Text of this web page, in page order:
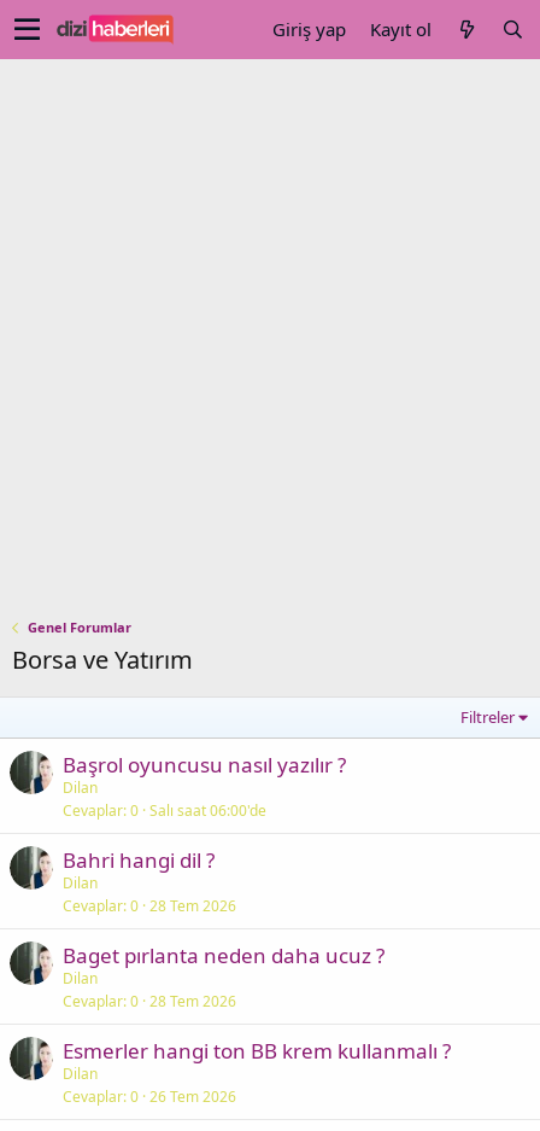
Giriş yap Kayıt ol
Genel Forumlar
Borsa ve Yatırım
Filtreler
Başrol oyuncusu nasıl yazılır ?
Dilan
Cevaplar 0 Salı saat 06:00'de
Bahri hangi dil ?
Dilan
Cevaplar 0 28 Tem 2026
Baget pırlanta neden daha ucuz ?
Dilan
Cevaplar 0 28 Tem 2026
Esmerler hangi ton BB krem kullanmalı ?
Dilan
Cevaplar 0 26 Tem 2026